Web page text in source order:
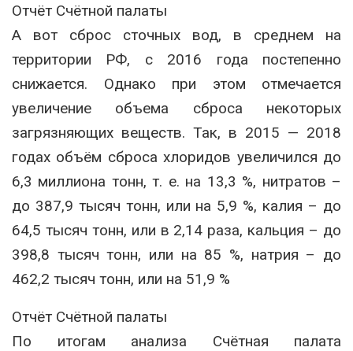
Отчёт Счётной палаты
А вот сброс сточных вод, в среднем на
территории РФ, с 2016 года постепенно
снижается. Однако при этом отмечается
увеличение объема сброса некоторых
загрязняющих веществ. Так, в 2015 — 2018
годах объём сброса хлоридов увеличился до
6,3 миллиона тонн, т. е. на 13,3 %, нитратов –
до 387,9 тысяч тонн, или на 5,9 %, калия – до
64,5 тысяч тонн, или в 2,14 раза, кальция – до
398,8 тысяч тонн, или на 85 %, натрия – до
462,2 тысяч тонн, или на 51,9 %
Отчёт Счётной палаты
По итогам анализа Счётная палата